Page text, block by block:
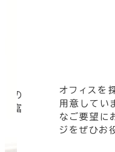
の
豊富
オフィスを
用意してい
なご要望に
ジをぜひお